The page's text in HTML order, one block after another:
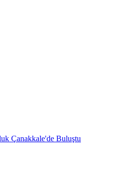
Çanakkale'de Buluştu